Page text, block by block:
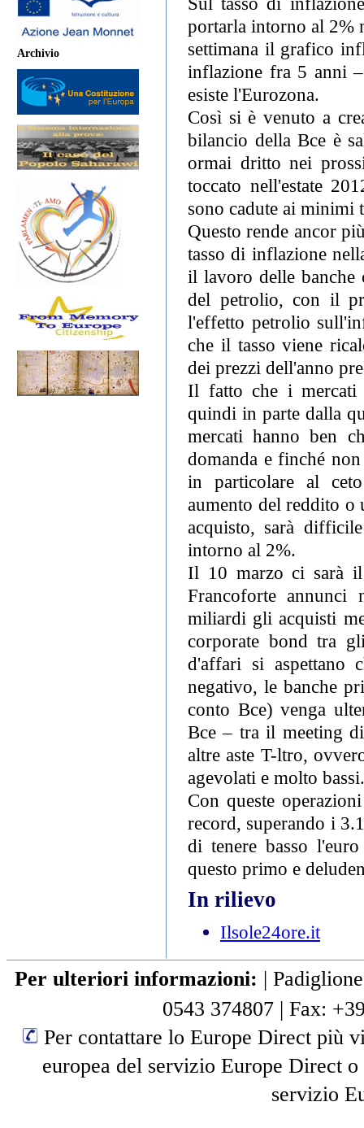
Archivio
portarla intorno al 2%
settimana il grafico
inflazione fra 5 anni
esiste l'Eurozona.
Così si è venuto a
bilancio della Bce è
ormai dritto nei
toccato nell'estate
sono cadute ai minimi
Questo rende ancor
tasso di inflazione
il lavoro delle banche
del petrolio, con il
l'effetto petrolio
che il tasso viene
dei prezzi dell'anno
Il fatto che i mercati
quindi in parte dalla
mercati hanno ben
domanda e finché
in particolare al
aumento del reddito o
acquisto, sarà
intorno al 2%.
Il 10 marzo ci sarà il
Francoforte annunci
miliardi gli acquisti
corporate bond tra
d'affari si aspettano
negativo, le banche
conto Bce) venga
Bce – tra il meeting
altre aste T-ltro,
agevolati e molto bassi.
Con queste
record, superando i
di tenere basso
questo primo e
In rilievo
Ilsole24ore.it
Per ulteriori informazioni: |
0543 374807 | Fax:
Per contattare lo Europe Direct più
europea del servizio Europe Direct
servizio